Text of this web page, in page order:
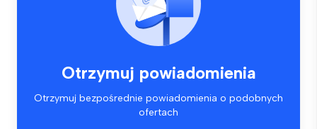
Otrzymuj powiadomienia
Otrzymuj bezpośrednie powiadomienia o podobnych
ofertach